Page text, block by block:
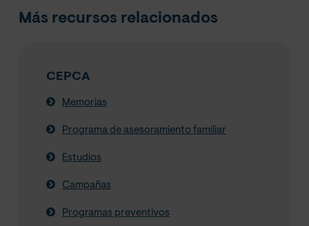
Más recursos relacionados
CEPCA
Memorias
Programa de asesoramiento familiar
Estudios
Campañas
Programas preventivos